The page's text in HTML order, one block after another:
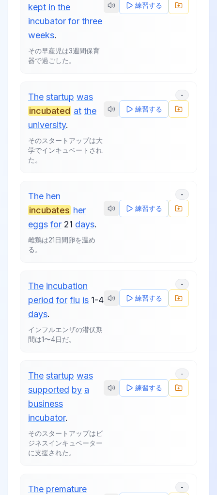
kept in the
incubator for three
weeks.
その早産児は3週間保育
器で過ごした。
練習する
The startup was
incubated at the
university.
そのスタートアップは大
学でインキュベートされ
た。
-
練習する
The hen
incubates her
eggs for 21 days.
雌鶏は21日間卵を温め
る。
-
練習する
The incubation
period for flu is 1-4
days.
インフルエンザの潜伏期
間は1〜4日だ。
-
練習する
The startup was
supported by a
business
incubator.
そのスタートアップはビ
ジネスインキュベーター
に支援された。
-
練習する
The premature
-